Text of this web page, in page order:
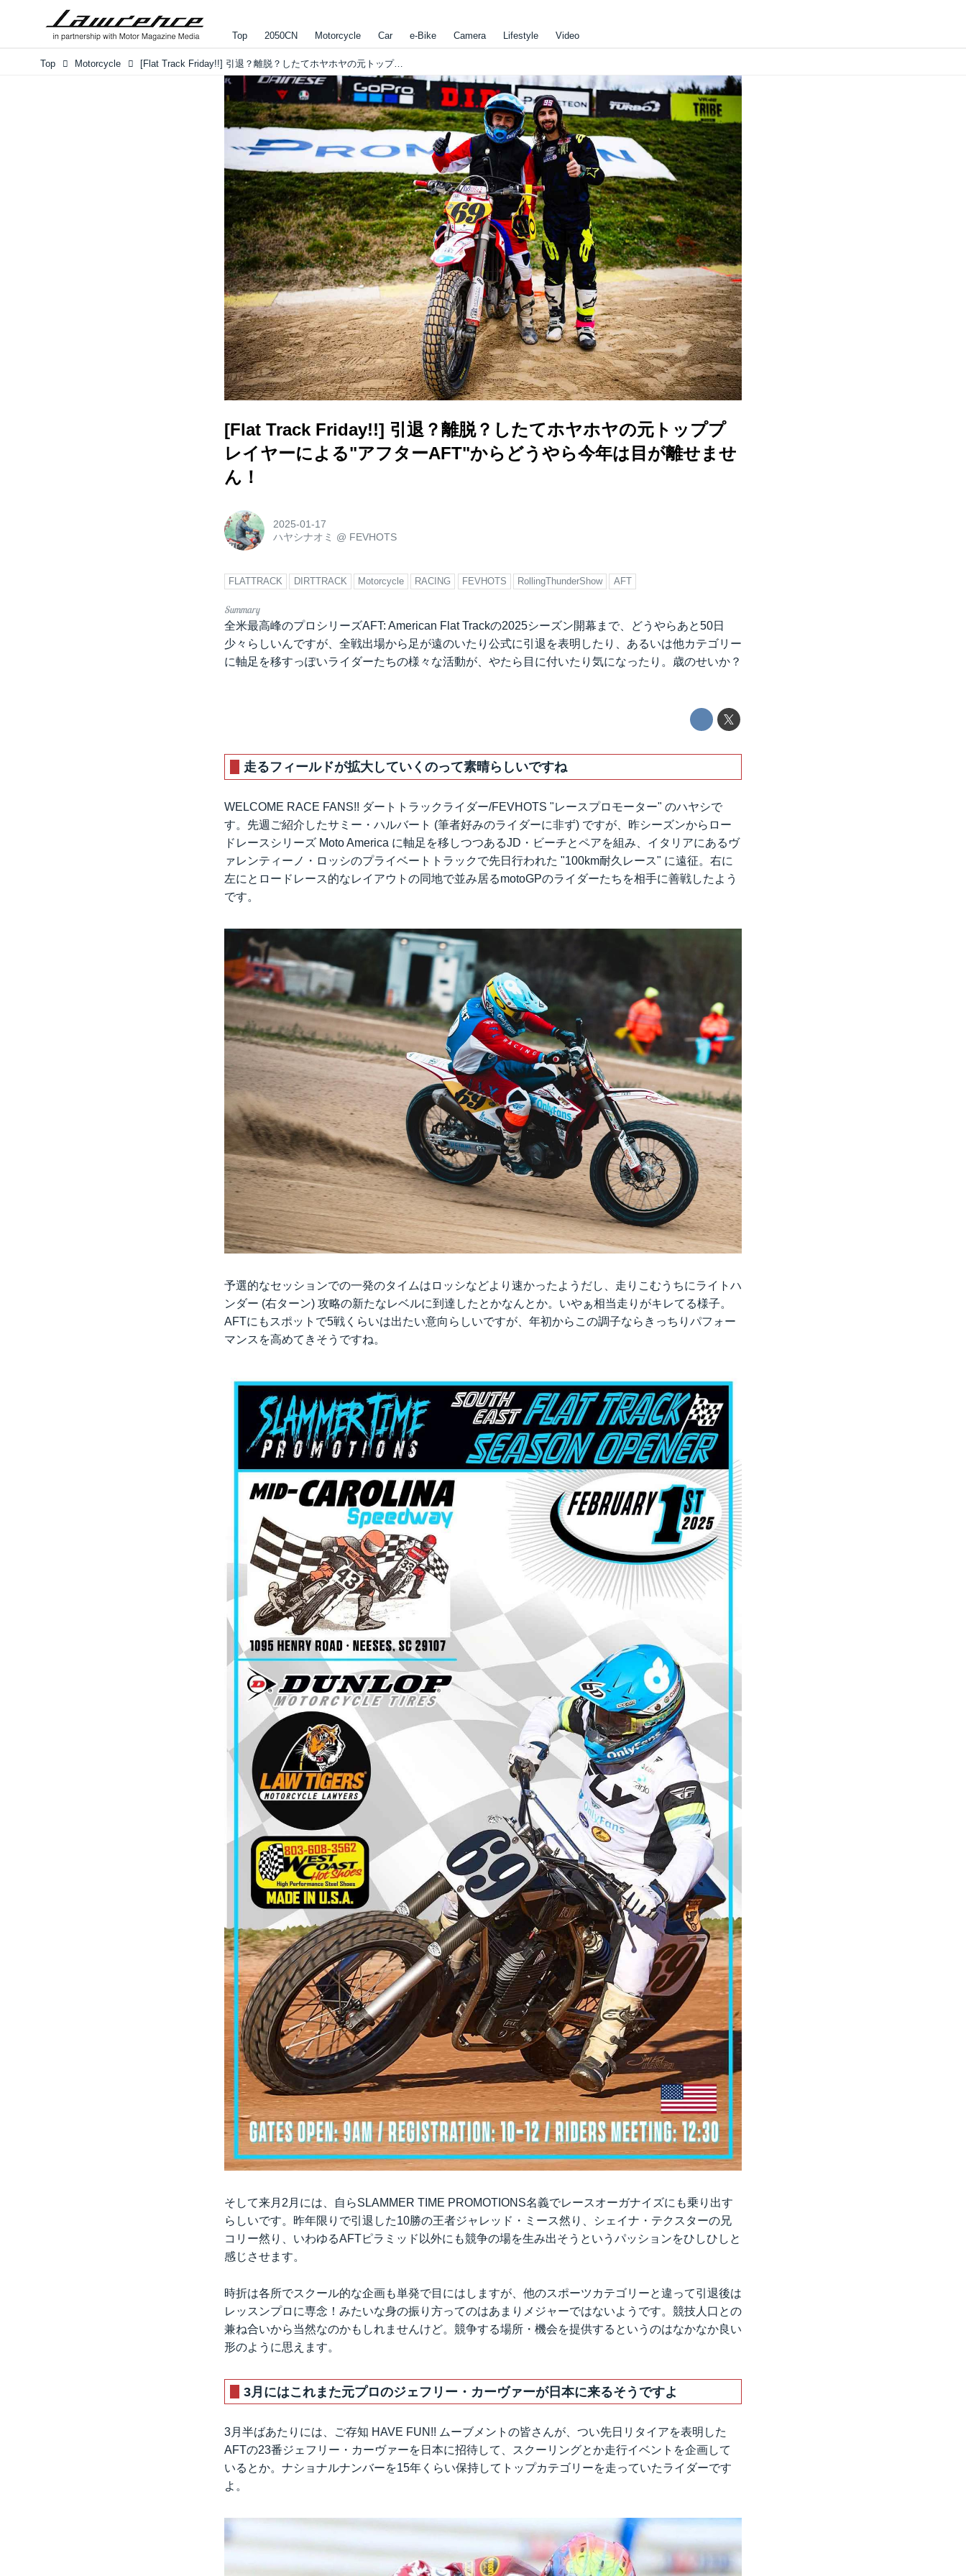
Top 2050CN Motorcycle Car e-Bike Camera Lifestyle Video
Top Motorcycle [Flat Track Friday!!] 引退？離脱？したてホヤホヤの元トッププレイヤーによる"アフターAFT"からどうやら今年は目が離せません！
[Flat Track Friday!!] 引退？離脱？したてホヤホヤの元トッププ
レイヤーによる"アフターAFT"からどうやら今年は目が離せませ
ん！
2025-01-17
ハヤシナオミ @ FEVHOTS
FLATTRACK DIRTTRACK Motorcycle RACING FEVHOTS RollingThunderShow AFT
全米最高峰のプロシリーズAFT: American Flat Trackの2025シーズン開幕まで、どうやらあと50日
少々らしいんですが、全戦出場から足が遠のいたり公式に引退を表明したり、あるいは他カテゴリー
に軸足を移すっぽいライダーたちの様々な活動が、やたら目に付いたり気になったり。歳のせいか？
走るフィールドが拡大していくのって素晴らしいですね
WELCOME RACE FANS!! ダートトラックライダー/FEVHOTS "レースプロモーター" のハヤシで
す。先週ご紹介したサミー・ハルバート (筆者好みのライダーに非ず) ですが、昨シーズンからロー
ドレースシリーズ Moto America に軸足を移しつつあるJD・ビーチとペアを組み、イタリアにあるヴ
ァレンティーノ・ロッシのプライベートトラックで先日行われた "100km耐久レース" に遠征。右に
左にとロードレース的なレイアウトの同地で並み居るmotoGPのライダーたちを相手に善戦したよう
です。
予選的なセッションでの一発のタイムはロッシなどより速かったようだし、走りこむうちにライトハ
ンダー (右ターン) 攻略の新たなレベルに到達したとかなんとか。いやぁ相当走りがキレてる様子。
AFTにもスポットで5戦くらいは出たい意向らしいですが、年初からこの調子ならきっちりパフォー
マンスを高めてきそうですね。
そして来月2月には、自らSLAMMER TIME PROMOTIONS名義でレースオーガナイズにも乗り出す
らしいです。昨年限りで引退した10勝の王者ジャレッド・ミース然り、シェイナ・テクスターの兄
コリー然り、いわゆるAFTピラミッド以外にも競争の場を生み出そうというパッションをひしひしと
感じさせます。
時折は各所でスクール的な企画も単発で目にはしますが、他のスポーツカテゴリーと違って引退後は
レッスンプロに専念！みたいな身の振り方ってのはあまりメジャーではないようです。競技人口との
兼ね合いから当然なのかもしれませんけど。競争する場所・機会を提供するというのはなかなか良い
形のように思えます。
3月にはこれまた元プロのジェフリー・カーヴァーが日本に来るそうですよ
3月半ばあたりには、ご存知 HAVE FUN!! ムーブメントの皆さんが、つい先日リタイアを表明した
AFTの23番ジェフリー・カーヴァーを日本に招待して、スクーリングとか走行イベントを企画して
いるとか。ナショナルナンバーを15年くらい保持してトップカテゴリーを走っていたライダーです
よ。